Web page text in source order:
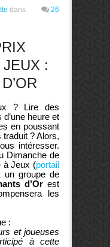
dans
26
:
? Lire des
heure et
en poussant
traduit ? Alors,
intéresser.
Dimanche de
à Jeux (portail
un groupe de
d’Or est
les
:
et joueuses
à cette